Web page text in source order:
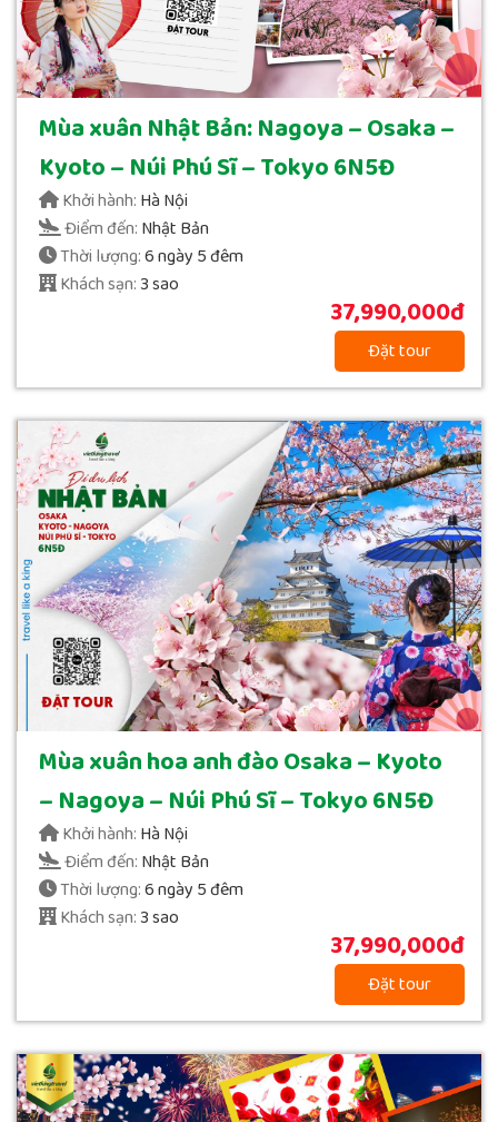
Mùa xuân Nhật Bản: Nagoya – Osaka –
Kyoto – Núi Phú Sĩ – Tokyo 6N5Đ
Khởi hành: Hà Nội
Điểm đến: Nhật Bản
Thời lượng:6 ngày 5 đêm
Khách sạn:3 sao
37,990,000đ
Đặt tour
Mùa xuân hoa anh đào Osaka – Kyoto
– Nagoya – Núi Phú Sĩ – Tokyo 6N5Đ
Khởi hành: Hà Nội
Điểm đến: Nhật Bản
Thời lượng:6 ngày 5 đêm
Khách sạn:3 sao
37,990,000đ
Đặt tour